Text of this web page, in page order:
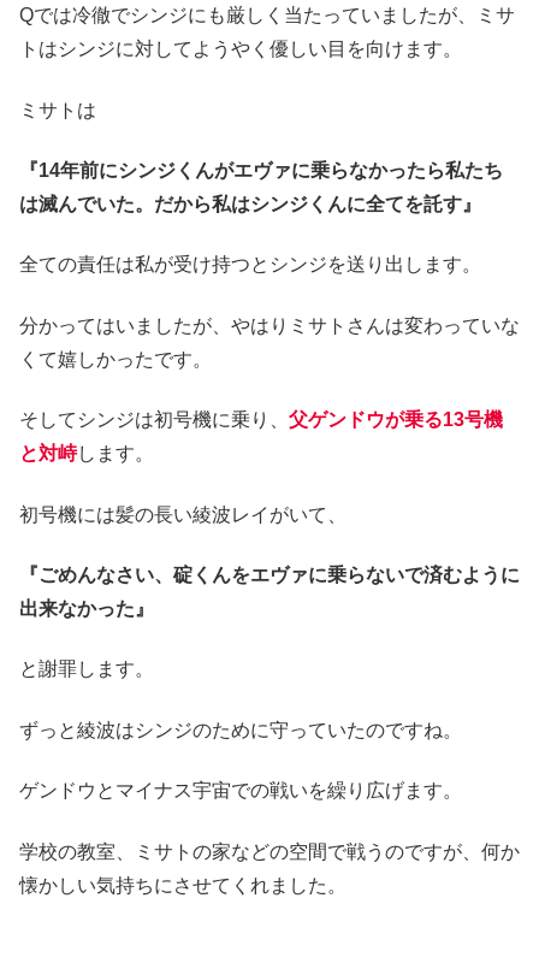
Qでは冷徹でシンジにも厳しく当たっていましたが、ミサ
トはシンジに対してようやく優しい目を向けます。
ミサトは
『14年前にシンジくんがエヴァに乗らなかったら私たち
は滅んでいた。だから私はシンジくんに全てを託す』
全ての責任は私が受け持つとシンジを送り出します。
分かってはいましたが、やはりミサトさんは変わっていな
くて嬉しかったです。
そしてシンジは初号機に乗り、 父ゲンドウが乗る13号機
と対峙します。
初号機には髪の長い綾波レイがいて、
『ごめんなさい、碇くんをエヴァに乗らないで済むように
出来なかった』
と謝罪します。
ずっと綾波はシンジのために守っていたのですね。
ゲンドウとマイナス宇宙での戦いを繰り広げます。
学校の教室、ミサトの家などの空間で戦うのですが、何か
懐かしい気持ちにさせてくれました。